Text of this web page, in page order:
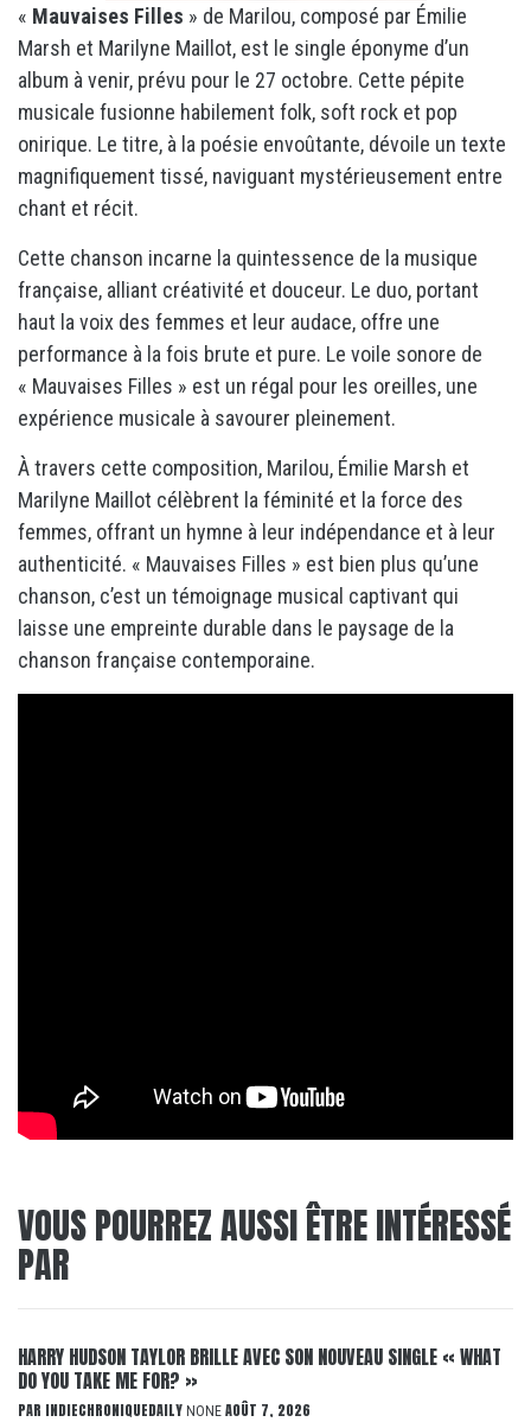
« Mauvaises Filles » de Marilou, composé par Émilie
Marsh et Marilyne Maillot, est le single éponyme d’un
album à venir, prévu pour le 27 octobre. Cette pépite
musicale fusionne habilement folk, soft rock et pop
onirique. Le titre, à la poésie envoûtante, dévoile un texte
magnifiquement tissé, naviguant mystérieusement entre
chant et récit.
Cette chanson incarne la quintessence de la musique
française, alliant créativité et douceur. Le duo, portant
haut la voix des femmes et leur audace, offre une
performance à la fois brute et pure. Le voile sonore de
« Mauvaises Filles » est un régal pour les oreilles, une
expérience musicale à savourer pleinement.
À travers cette composition, Marilou, Émilie Marsh et
Marilyne Maillot célèbrent la féminité et la force des
femmes, offrant un hymne à leur indépendance et à leur
authenticité. « Mauvaises Filles » est bien plus qu’une
chanson, c’est un témoignage musical captivant qui
laisse une empreinte durable dans le paysage de la
chanson française contemporaine.
VOUS POURREZ AUSSI ÊTRE INTÉRESSÉ
PAR
HARRY HUDSON TAYLOR BRILLE AVEC SON NOUVEAU SINGLE « WHAT
DO YOU TAKE ME FOR? »
PAR INDIECHRONIQUEDAILY NONE AOÛT 7, 2026